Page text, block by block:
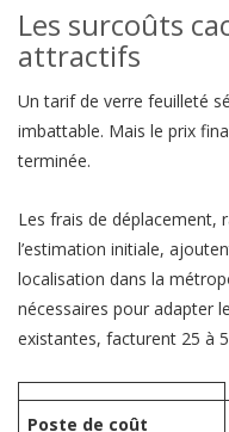
Les surcoûts
attractifs
Un tarif de verre feuilleté
imbattable. Mais le prix
terminée.
Les frais de déplacement,
l’estimation initiale,
localisation dans la
nécessaires pour adapter
existantes, facturent 25 à
Poste de coût